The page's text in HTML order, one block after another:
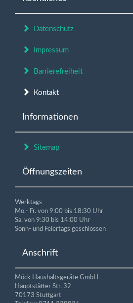
Datenschutz
Impressum
Barrierefreiheit
Kontakt
Informationen
Sitemap
Öffnungszeiten
Werktags
Mo.- Fr. von 9:00 bis 18:30 Uhr
Sa. von 9:30 bis 14:00 Uhr
Sonn- und Feiertags geschlossen
Anschrift
Möck Haushaltsgeräte GmbH
Hauptstätter Str. 32
70173 Stuttgart